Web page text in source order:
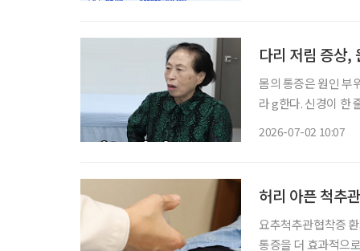
다리 저림 증상,
몸의 통증은 원인 부
라 g한다. 신경이 한
2026-07-02 10:07
허리 아픈 척추
요추척추관협착증
통증을 더 효과적으로